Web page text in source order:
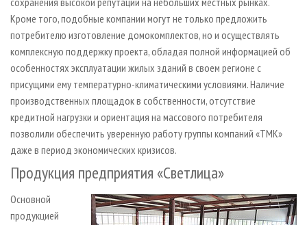
Кроме того, подобные компании могут не только предложить
потребителю изготовление домокомплектов, но и осуществлять
комплексную поддержку проекта, обладая полной информацией об
особенностях эксплуатации жилых зданий в своем регионе с
присущими ему температурно-климатическими условиями. Наличие
производственных площадок в собственности, отсутствие
кредитной нагрузки и ориентация на массового потребителя
позволили обеспечить уверенную работу группы компаний «ТМК»
даже в период экономических кризисов.
Продукция предприятия «Светлица»
Основной
продукцией